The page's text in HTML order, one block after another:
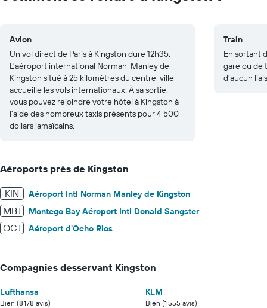
Avion
Un vol direct de Paris à Kingston dure 12h35.
L'aéroport international Norman-Manley de
Kingston situé à 25 kilomètres du centre-ville
accueille les vols internationaux. À sa sortie,
vous pouvez rejoindre votre hôtel à Kingston à
l'aide des nombreux taxis présents pour 4 500
dollars jamaïcains.
Train
En sortant
gare ou de
d'aucun
Aéroports près de Kingston
KIN Aéroport Intl Norman Manley de Kingston
MBJ Montego Bay Aéroport Intl Donald Sangster
OCJ Aéroport d'Ocho Rios
Compagnies desservant Kingston
Lufthansa
Bien (8 178 avis)
KLM
Bien (1 555 avis)